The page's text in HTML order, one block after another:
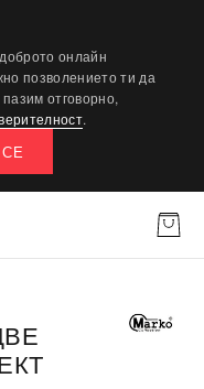
онлайн
позволението ти да
отговорно,
.